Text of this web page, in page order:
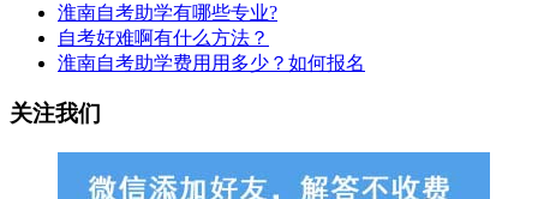
淮南自考助学有哪些专业?
自考好难啊有什么方法？
淮南自考助学费用用多少？如何报名
关注我们